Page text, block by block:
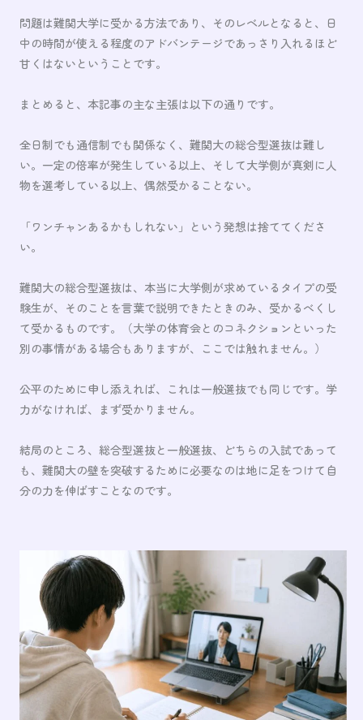
問題は難関大学に受かる方法であり、そのレベルとなると、日
中の時間が使える程度のアドバンテージであっさり入れるほど
甘くはないということです。
まとめると、本記事の主な主張は以下の通りです。
全日制でも通信制でも関係なく、難関大の総合型選抜は難し
い。一定の倍率が発生している以上、そして大学側が真剣に人
物を選考している以上、偶然受かることない。
「ワンチャンあるかもしれない」という発想は捨ててくださ
い。
難関大の総合型選抜は、本当に大学側が求めているタイプの受
験生が、そのことを言葉で説明できたときのみ、受かるべくし
て受かるものです。（大学の体育会とのコネクションといった
別の事情がある場合もありますが、ここでは触れません。）
公平のために申し添えれば、これは一般選抜でも同じです。学
力がなければ、まず受かりません。
結局のところ、総合型選抜と一般選抜、どちらの入試であって
も、難関大の壁を突破するために必要なのは地に足をつけて自
分の力を伸ばすことなのです。